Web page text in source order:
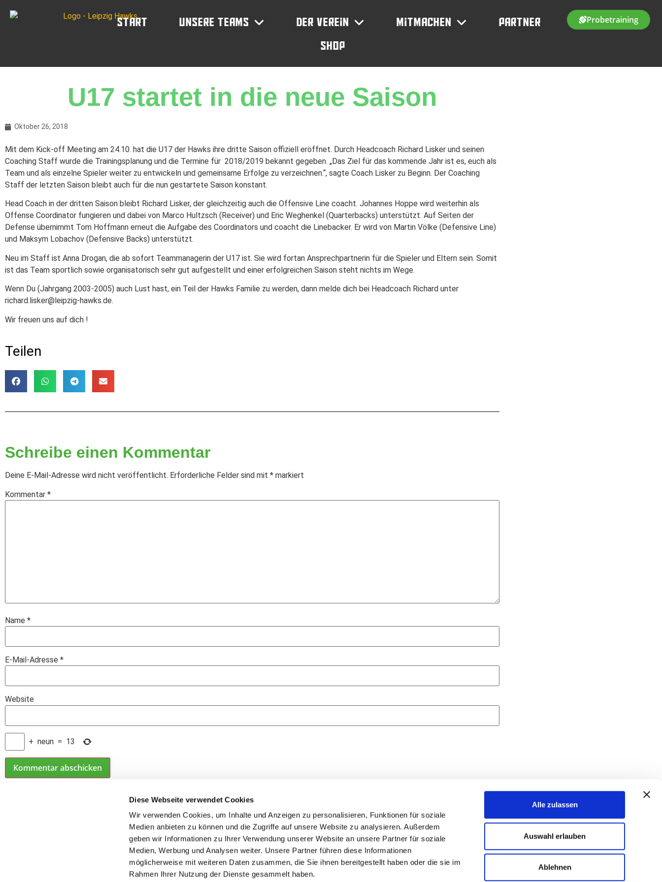
Diese Webseite verwendet Cookies
Wir verwenden Cookies, um Inhalte und Anzeigen zu personalisieren, Funktionen für soziale
Medien anbieten zu können und die Zugriffe auf unsere Website zu analysieren. Außerdem
geben wir Informationen zu Ihrer Verwendung unserer Website an unsere Partner für soziale
Medien, Werbung und Analysen weiter. Unsere Partner führen diese Informationen
möglicherweise mit weiteren Daten zusammen, die Sie ihnen bereitgestellt haben oder die sie im
Rahmen Ihrer Nutzung der Dienste gesammelt haben.
Alle zulassen
Auswahl erlauben
Ablehnen
Start Unsere Teams Der Verein Mitmachen Partner
Shop
Probetraining
U17 startet in die neue Saison
Oktober 26, 2018
Mit dem Kick-off Meeting am 24.10. hat die U17 der Hawks ihre dritte Saison offiziell eröffnet. Durch Headcoach Richard Lisker und seinen
Coaching Staff wurde die Trainingsplanung und die Termine für 2018/2019 bekannt gegeben. „Das Ziel für das kommende Jahr ist es, euch als
Team und als einzelne Spieler weiter zu entwickeln und gemeinsame Erfolge zu verzeichnen.“, sagte Coach Lisker zu Beginn. Der Coaching
Staff der letzten Saison bleibt auch für die nun gestartete Saison konstant.
Head Coach in der dritten Saison bleibt Richard Lisker, der gleichzeitig auch die Offensive Line coacht. Johannes Hoppe wird weiterhin als
Offense Coordinator fungieren und dabei von Marco Hultzsch (Receiver) und Eric Weghenkel (Quarterbacks) unterstützt. Auf Seiten der
Defense übernimmt Tom Hoffmann erneut die Aufgabe des Coordinators und coacht die Linebacker. Er wird von Martin Völke (Defensive Line)
und Maksym Lobachov (Defensive Backs) unterstützt.
Neu im Staff ist Anna Drogan, die ab sofort Teammanagerin der U17 ist. Sie wird fortan Ansprechpartnerin für die Spieler und Eltern sein. Somit
ist das Team sportlich sowie organisatorisch sehr gut aufgestellt und einer erfolgreichen Saison steht nichts im Wege.
Wenn Du (Jahrgang 2003-2005) auch Lust hast, ein Teil der Hawks Familie zu werden, dann melde dich bei Headcoach Richard unter
richard.lisker@leipzig-hawks.de.
Wir freuen uns auf dich !
Teilen
Schreibe einen Kommentar
Deine E-Mail-Adresse wird nicht veröffentlicht. Erforderliche Felder sind mit * markiert
Kommentar *
Name *
E-Mail-Adresse *
Website
+ neun = 13
Postadresse
American Sports Club Leipzig Hawks e.V.
Distelweg 1a
06130 Halle
E-Mail: info@leipzig-hawks.de
Folge uns auf Social-Media